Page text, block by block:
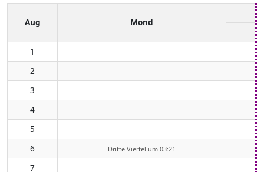
Aug Mond
1
2
3
4
5
6
Dritte Viertel um 03:21
7